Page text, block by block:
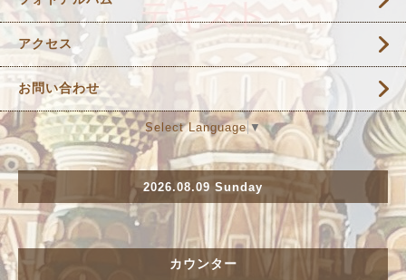
アクセス
お問い合わせ
Select Language ▼
2026.08.09 Sunday
カウンター